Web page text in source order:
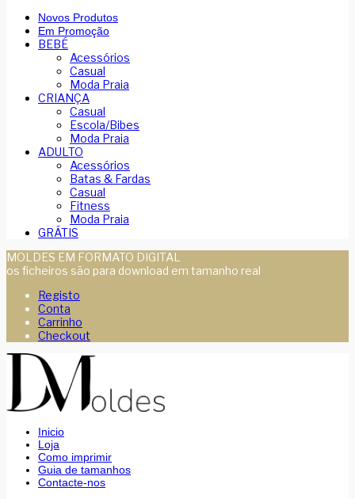
Novos Produtos
Em Promoção
BEBÉ
Acessórios
Casual
Moda Praia
CRIANÇA
Casual
Escola/Bibes
Moda Praia
ADULTO
Acessórios
Batas & Fardas
Casual
Fitness
Moda Praia
GRÁTIS
MOLDES EM FORMATO DIGITAL
os ficheiros são para download em tamanho real
Registo
Conta
Carrinho
Checkout
Inicio
Loja
Como imprimir
Guia de tamanhos
Contacte-nos